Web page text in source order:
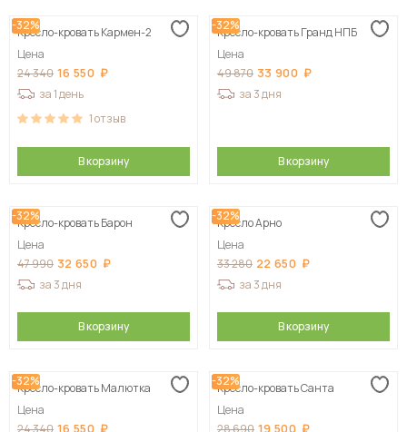
-32%
Кресло-кровать Кармен-2
Цена
24 340 16 550
за 1 день
1отзыв
В корзину
-32%
Кресло-кровать Гранд НПБ
Цена
49 870 33 900
за 3 дня
В корзину
-32%
Кресло-кровать Барон
Цена
47 990 32 650
за 3 дня
В корзину
-32%
Кресло Арно
Цена
33 280 22 650
за 3 дня
В корзину
-32%
Кресло-кровать Малютка
Цена
24 340 16 550
-32%
Кресло-кровать Санта
Цена
28 690 19 500